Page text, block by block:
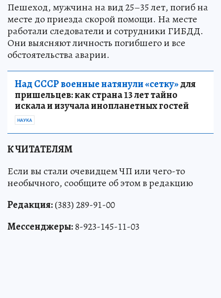
Пешеход, мужчина на вид 25–35 лет, погиб на
месте до приезда скорой помощи. На месте
работали следователи и сотрудники ГИБДД.
Они выясняют личность погибшего и все
обстоятельства аварии.
Над СССР военные натянули «сетку»для
пришельцев: как страна 13 лет тайно
искала и изучала инопланетных гостей
НАУКА
К ЧИТАТЕЛЯМ
Если вы стали очевидцем ЧП или чего-то
необычного, сообщите об этом в редакцию
Редакция:(383) 289-91-00
Мессенджеры:8-923-145-11-03